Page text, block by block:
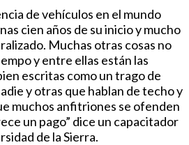
de vehículos en el mundo
cien años de su inicio y mucho
Muchas otras cosas no
y entre ellas están las
escritas como un trago de
y otras que hablan de techo y
muchos anfitriones se ofenden
un pago” dice un capacitador
de la Sierra.